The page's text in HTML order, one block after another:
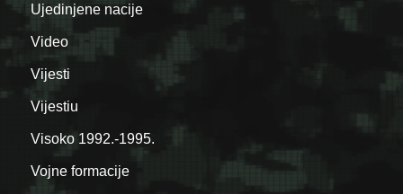
Ujedinjene nacije
Video
Vijesti
Vijestiu
Visoko 1992.-1995.
Vojne formacije